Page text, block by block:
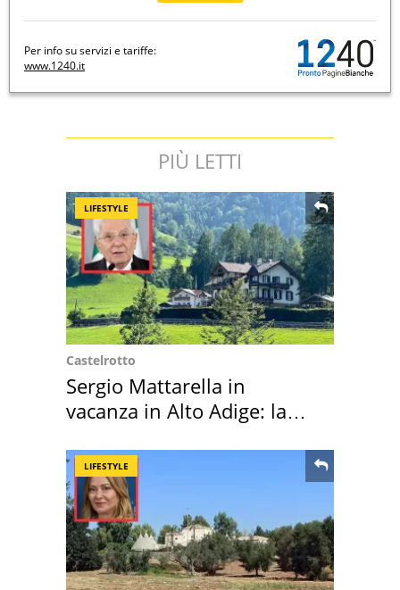
Per info su servizi e tariffe:
www.1240.it
PIÙ LETTI
LIFESTYLE
Castelrotto
Sergio Mattarella in
vacanza in Alto Adige: la
LIFESTYLE